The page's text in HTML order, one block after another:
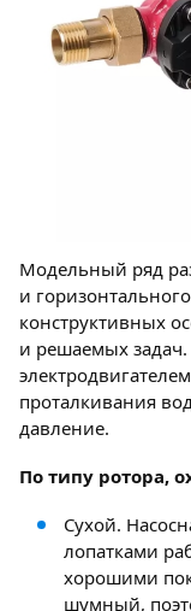
Модельный ряд
и
конструктивных
и решаемых
проталкивания
давление.
По типу ротора,
Сухой.
лопатками
хорошими
шумный,